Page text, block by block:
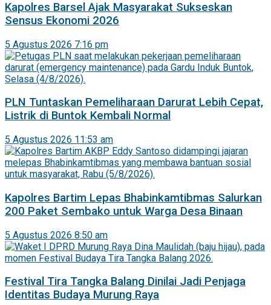
Kapolres Barsel Ajak Masyarakat Sukseskan
Sensus Ekonomi 2026
5 Agustus 2026 7:16 pm
PLN Tuntaskan Pemeliharaan Darurat Lebih Cepat,
Listrik di Buntok Kembali Normal
5 Agustus 2026 11:53 am
Kapolres Bartim Lepas Bhabinkamtibmas Salurkan
200 Paket Sembako untuk Warga Desa Binaan
5 Agustus 2026 8:50 am
Festival Tira Tangka Balang Dinilai Jadi Penjaga
Identitas Budaya Murung Raya